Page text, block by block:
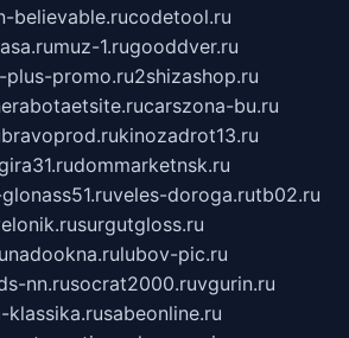
believable.rucodetool.ru
muz-1.rugooddver.ru
plus-promo.ru2shizashop.ru
carszona-bu.ru
bravoprod.rukinozadrot13.ru
dommarketnsk.ru
veles-doroga.rutb02.ru
surgutgloss.ru
nadookna.rulubov-pic.ru
nn.rusocrat2000.ruvgurin.ru
klassika.rusabeonline.ru